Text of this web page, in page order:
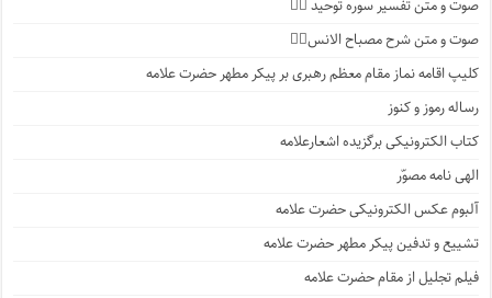
صوت و متن تفسیر سوره توحید ۱️⃣
صوت و متن شرح مصباح الانس۸⃣
کلیپ اقامه نماز مقام معظم رهبری بر پیکر مطهر حضرت علامه
رساله رموز و کنوز
کتاب الکترونیکی برگزیده اشعارعلامه
الهی نامه مصوّر
آلبوم عکس الکترونیکی حضرت علامه
تشییع و تدفین پیکر مطهر حضرت علامه
فیلم تجلیل از مقام حضرت علامه